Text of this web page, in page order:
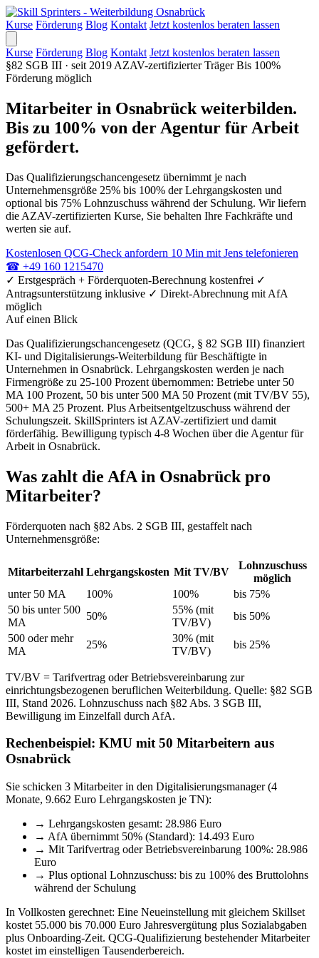
Kurse Förderung Blog Kontakt Jetzt kostenlos beraten lassen
Kurse Förderung Blog Kontakt Jetzt kostenlos beraten lassen
§82 SGB III · seit 2019 AZAV-zertifizierter TrägerBis 100%
Förderung möglich
Mitarbeiter in Osnabrück weiterbilden.
Bis zu 100% von der Agentur für Arbeit
gefördert.
Das Qualifizierungschancengesetz übernimmt je nach
Unternehmensgröße 25% bis 100% der Lehrgangskosten und
optional bis 75% Lohnzuschuss während der Schulung. Wir liefern
die AZAV-zertifizierten Kurse, Sie behalten Ihre Fachkräfte und
werten sie auf.
Kostenlosen QCG-Check anfordern 10 Min mit Jens telefonieren
☎ +49 160 1215470
✓ Erstgespräch + Förderquoten-Berechnung kostenfrei ✓
Antragsunterstützung inklusive ✓ Direkt-Abrechnung mit AfA
möglich
Auf einen Blick
Das Qualifizierungschancengesetz (QCG, § 82 SGB III) finanziert
KI- und Digitalisierungs-Weiterbildung für Beschäftigte in
Unternehmen in Osnabrück. Lehrgangskosten werden je nach
Firmengröße zu 25-100 Prozent übernommen: Betriebe unter 50
MA 100 Prozent, 50 bis unter 500 MA 50 Prozent (mit TV/BV 55),
500+ MA 25 Prozent. Plus Arbeitsentgeltzuschuss während der
Schulungszeit. SkillSprinters ist AZAV-zertifiziert und damit
förderfähig. Bewilligung typisch 4-8 Wochen über die Agentur für
Arbeit in Osnabrück.
Was zahlt die AfA in Osnabrück pro
Mitarbeiter?
Förderquoten nach §82 Abs. 2 SGB III, gestaffelt nach
Unternehmensgröße:
Mitarbeiterzahl Lehrgangskosten Mit TV/BV
Lohnzuschuss
möglich
unter 50 MA
100% 100%
bis 75%
50 bis unter 500
MA
50%
55% (mit
TV/BV)
bis 50%
500 oder mehr
MA
25%
30% (mit
TV/BV)
bis 25%
TV/BV = Tarifvertrag oder Betriebsvereinbarung zur
einrichtungsbezogenen beruflichen Weiterbildung. Quelle: §82 SGB
III, Stand 2026. Lohnzuschuss nach §82 Abs. 3 SGB III,
Bewilligung im Einzelfall durch AfA.
Rechenbeispiel: KMU mit 50 Mitarbeitern aus
Osnabrück
Sie schicken 3 Mitarbeiter in den Digitalisierungsmanager (4
Monate, 9.662 Euro Lehrgangskosten je TN):
→ Lehrgangskosten gesamt: 28.986 Euro
→ AfA übernimmt 50% (Standard): 14.493 Euro
→ Mit Tarifvertrag oder Betriebsvereinbarung 100%: 28.986
Euro
→ Plus optional Lohnzuschuss: bis zu 100% des Bruttolohns
während der Schulung
In Vollkosten gerechnet: Eine Neueinstellung mit gleichem Skillset
kostet 55.000 bis 70.000 Euro Jahresvergütung plus Sozialabgaben
plus Onboarding-Zeit. QCG-Qualifizierung bestehender Mitarbeiter
kostet im einstelligen Tausenderbereich.